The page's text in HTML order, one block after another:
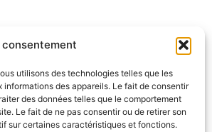
consentement
utilisons des technologies telles que les
des appareils. Le fait de consentir
des données telles que le comportement
Le fait de ne pas consentir ou de retirer son
sur certaines caractéristiques et fonctions.